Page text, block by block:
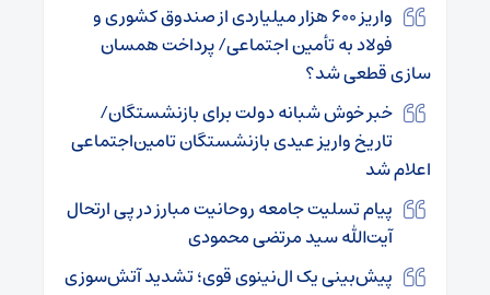
واریز ۶۰۰ هزار میلیاردی از صندوق کشوری و
فولاد به تأمین اجتماعی/ پرداخت همسان
سازی قطعی شد؟
خبر خوش شبانه دولت برای بازنشستگان/
تاریخ واریز عیدی بازنشستگان تامین‌اجتماعی
اعلام شد
پیام تسلیت جامعه روحانیت مبارز در پی ارتحال
آیت‌الله سید مرتضی محمودی
پیش‌بینی یک ال‌نینوی قوی؛ تشدید آتش‌سوزی